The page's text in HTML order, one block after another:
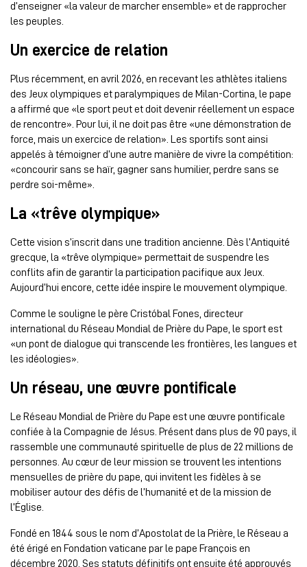
d’enseigner «la valeur de marcher ensemble» et de rapprocher
les peuples.
Un exercice de relation
Plus récemment, en avril 2026, en recevant les athlètes italiens
des Jeux olympiques et paralympiques de Milan-Cortina, le pape
a affirmé que «le sport peut et doit devenir réellement un espace
de rencontre». Pour lui, il ne doit pas être «une démonstration de
force, mais un exercice de relation». Les sportifs sont ainsi
appelés à témoigner d’une autre manière de vivre la compétition:
«concourir sans se haïr, gagner sans humilier, perdre sans se
perdre soi-même».
La «trêve olympique»
Cette vision s’inscrit dans une tradition ancienne. Dès l’Antiquité
grecque, la «trêve olympique» permettait de suspendre les
conflits afin de garantir la participation pacifique aux Jeux.
Aujourd’hui encore, cette idée inspire le mouvement olympique.
Comme le souligne le père Cristóbal Fones, directeur
international du Réseau Mondial de Prière du Pape, le sport est
«un pont de dialogue qui transcende les frontières, les langues et
les idéologies».
Un réseau, une œuvre pontificale
Le Réseau Mondial de Prière du Pape est une œuvre pontificale
confiée à la Compagnie de Jésus. Présent dans plus de 90 pays, il
rassemble une communauté spirituelle de plus de 22 millions de
personnes. Au cœur de leur mission se trouvent les intentions
mensuelles de prière du pape, qui invitent les fidèles à se
mobiliser autour des défis de l’humanité et de la mission de
l’Église.
Fondé en 1844 sous le nom d’Apostolat de la Prière, le Réseau a
été érigé en Fondation vaticane par le pape François en
décembre 2020. Ses statuts définitifs ont ensuite été approuvés